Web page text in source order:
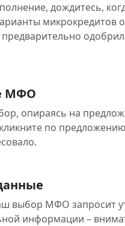
дождитесь,
микрокредитов
МФО
опираясь на
по
выбор МФО запросит
информации –